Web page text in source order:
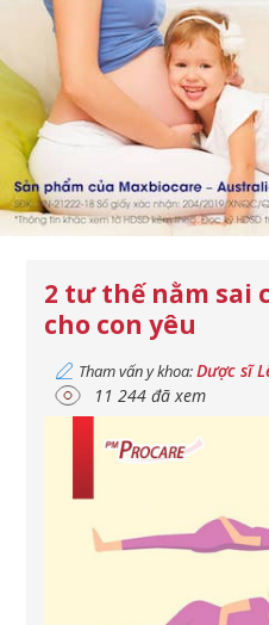
2 tư thế nằm sai
cho con yêu
Tham vấn y khoa:Dược sĩ
11 244 đã xem